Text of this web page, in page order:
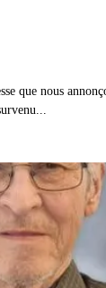
que nous